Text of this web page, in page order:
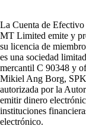
La Cuenta de
MT Limited emite y
su licencia de
es una sociedad
mercantil C 90348 y
Mikiel Ang Borg, SPK
autorizada por la
emitir dinero
instituciones
electrónico.